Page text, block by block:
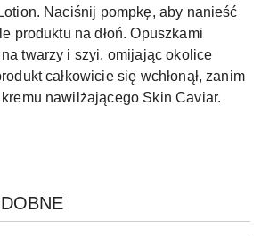
Naciśnij pompkę, aby nanieść
produktu na dłoń. Opuszkami
twarzy i szyi, omijając okolice
całkowicie się wchłonął, zanim
nawilżającego Skin Caviar.
produktów